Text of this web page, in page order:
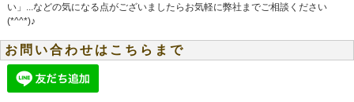
い」...などの気になる点がございましたらお気軽に弊社までご相談ください
(*^^*)♪
お問い合わせはこちらまで